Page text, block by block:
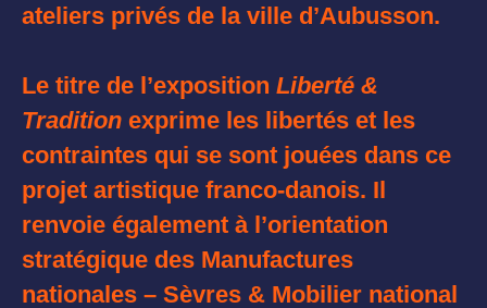
ateliers privés de la ville d’Aubusson.
Le titre de l’exposition Liberté &
Tradition exprime les libertés et les
contraintes qui se sont jouées dans ce
projet artistique franco-danois. Il
renvoie également à l’orientation
stratégique des Manufactures
nationales – Sèvres & Mobilier national